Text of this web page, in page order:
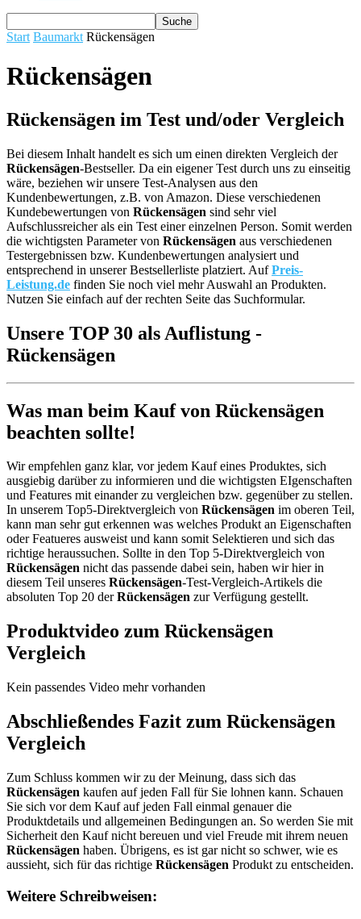
Start Baumarkt Rückensägen
Rückensägen
Rückensägen im Test und/oder Vergleich
Bei diesem Inhalt handelt es sich um einen direkten Vergleich der
Rückensägen-Bestseller. Da ein eigener Test durch uns zu einseitig
wäre, beziehen wir unsere Test-Analysen aus den
Kundenbewertungen, z.B. von Amazon. Diese verschiedenen
Kundebewertungen von Rückensägen sind sehr viel
Aufschlussreicher als ein Test einer einzelnen Person. Somit werden
die wichtigsten Parameter von Rückensägen aus verschiedenen
Testergebnissen bzw. Kundenbewertungen analysiert und
entsprechend in unserer Bestsellerliste platziert. AufPreis-
Leistung.de finden Sie noch viel mehr Auswahl an Produkten.
Nutzen Sie einfach auf der rechten Seite das Suchformular.
Unsere TOP 30 als Auflistung -
Rückensägen
Was man beim Kauf von Rückensägen
beachten sollte!
Wir empfehlen ganz klar, vor jedem Kauf eines Produktes, sich
ausgiebig darüber zu informieren und die wichtigsten EIgenschaften
und Features mit einander zu vergleichen bzw. gegenüber zu stellen.
In unserem Top5-Direktvergleich von Rückensägen im oberen Teil,
kann man sehr gut erkennen was welches Produkt an Eigenschaften
oder Featueres ausweist und kann somit Selektieren und sich das
richtige heraussuchen. Sollte in den Top 5-Direktvergleich von
Rückensägen nicht das passende dabei sein, haben wir hier in
diesem Teil unseres Rückensägen-Test-Vergleich-Artikels die
absoluten Top 20 derRückensägen zur Verfügung gestellt.
Produktvideo zum Rückensägen
Vergleich
Kein passendes Video mehr vorhanden
Abschließendes Fazit zum Rückensägen
Vergleich
Zum Schluss kommen wir zu der Meinung, dass sich das
Rückensägen kaufen auf jeden Fall für Sie lohnen kann. Schauen
Sie sich vor dem Kauf auf jeden Fall einmal genauer die
Produktdetails und allgemeinen Bedingungen an. So werden Sie mit
Sicherheit den Kauf nicht bereuen und viel Freude mit ihrem neuen
Rückensägen haben. Übrigens, es ist gar nicht so schwer, wie es
aussieht, sich für das richtige Rückensägen Produkt zu entscheiden.
Weitere Schreibweisen: